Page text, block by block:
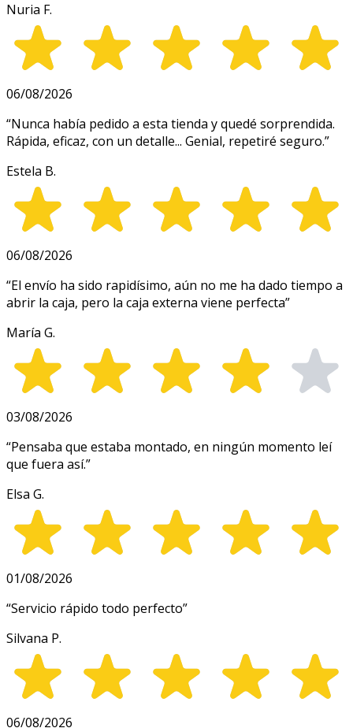
Nuria F.
06/08/2026
“Nunca había pedido a esta tienda y quedé sorprendida.
Rápida, eficaz, con un detalle... Genial, repetiré seguro.”
Estela B.
06/08/2026
“El envío ha sido rapidísimo, aún no me ha dado tiempo a
abrir la caja, pero la caja externa viene perfecta”
María G.
03/08/2026
“Pensaba que estaba montado, en ningún momento leí
que fuera así.”
Elsa G.
01/08/2026
“Servicio rápido todo perfecto”
Silvana P.
06/08/2026